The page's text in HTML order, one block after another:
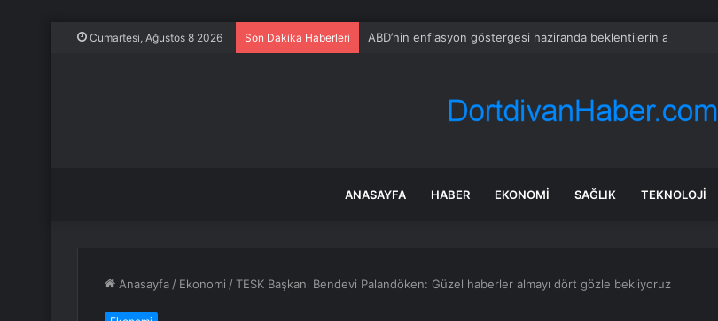
Cumartesi, Ağustos 8 2026 Son Dakika Haberleri ABD’nin enflasyon göstergesi haziranda beklentilerin altında arttı
ANASAYFA HABER EKONOMI SAĞLIK TEKNOLOJI
Anasayfa / Ekonomi /TESK Başkanı Bendevi Palandöken: Güzel haberler almayı dört gözle bekliyoruz